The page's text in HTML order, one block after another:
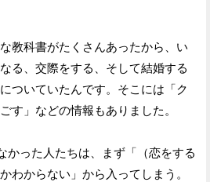
教科書がたくさんあったから、い
る、交際をする、そして結婚する
ついていたんです。そこには「ク
す」などの情報もありました。
かった人たちは、まず「（恋をする
わからない」から入ってしまう。